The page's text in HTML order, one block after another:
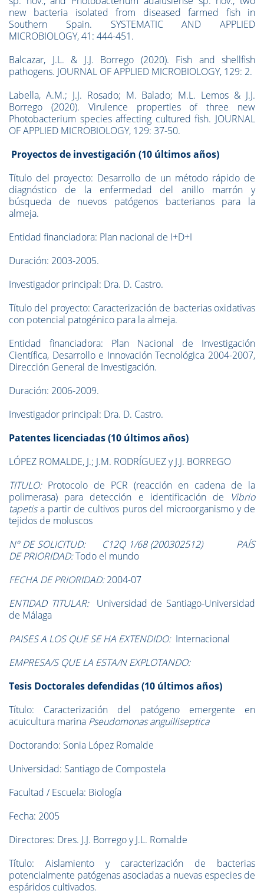
new bacteria isolated from diseased farmed fish in
Southern Spain. SYSTEMATIC AND APPLIED
MICROBIOLOGY, 41: 444-451.
Balcazar, J.L. & J.J. Borrego (2020). Fish and shellfish
pathogens. JOURNAL OF APPLIED MICROBIOLOGY, 129: 2.
Labella, A.M.; J.J. Rosado; M. Balado; M.L. Lemos & J.J.
Borrego (2020). Virulence properties of three new
Photobacterium species affecting cultured fish. JOURNAL
OF APPLIED MICROBIOLOGY, 129: 37-50.
Proyectos de investigación (10 últimos años)
Título del proyecto: Desarrollo de un método rápido de
diagnóstico de la enfermedad del anillo marrón y
búsqueda de nuevos patógenos bacterianos para la
almeja.
Entidad financiadora: Plan nacional de I+D+I
Duración: 2003-2005.
Investigador principal: Dra. D. Castro.
Título del proyecto: Caracterización de bacterias oxidativas
con potencial patogénico para la almeja.
Entidad financiadora: Plan Nacional de Investigación
Científica, Desarrollo e Innovación Tecnológica 2004-2007,
Dirección General de Investigación.
Duración: 2006-2009.
Investigador principal: Dra. D. Castro.
Patentes licenciadas (10 últimos años)
LÓPEZ ROMALDE, J.; J.M. RODRÍGUEZ y J.J. BORREGO
TITULO: Protocolo de PCR (reacción en cadena de la
polimerasa) para detección e identificación de
Vibrio
tapetisa partir de cultivos puros del microorganismo y de
tejidos de moluscos
Nº DE SOLICITUD: C12Q 1/68 (200302512) PAÍS
DE PRIORIDAD:Todo el mundo
FECHA DE PRIORIDAD:2004-07
ENTIDAD TITULAR: Universidad de Santiago-Universidad
de Málaga
PAISES A LOS QUE SE HA EXTENDIDO: Internacional
EMPRESA/S QUE LA ESTA/N EXPLOTANDO:
Tesis Doctorales defendidas (10 últimos años)
Título: Caracterización del patógeno emergente en
acuicultura marina Pseudomonas anguilliseptica
Doctorando: Sonia López Romalde
Universidad: Santiago de Compostela
Facultad / Escuela: Biología
Fecha: 2005
Directores: Dres. J.J. Borrego y J.L. Romalde
Título: Aislamiento y caracterización de bacterias
potencialmente patógenas asociadas a nuevas especies de
espáridos cultivados.